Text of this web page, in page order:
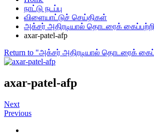
நாட்டு நடப்பு
விளையாட்டுச் செய்திகள்
அக்சர் அதிரடியால் தொடரைக்
axar-patel-afp
Return to "அக்சர் அதிரடியால் தொடரைக்
axar-patel-afp
Next
Previous